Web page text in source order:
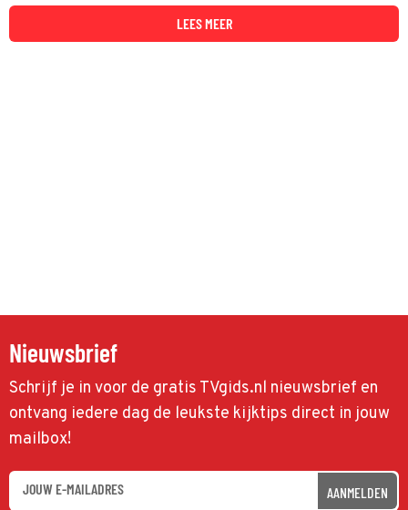
LEES MEER
Nieuwsbrief
Schrijf je in voor de gratis TVgids.nl nieuwsbrief en
ontvang iedere dag de leukste kijktips direct in jouw
mailbox!
AANMELDEN